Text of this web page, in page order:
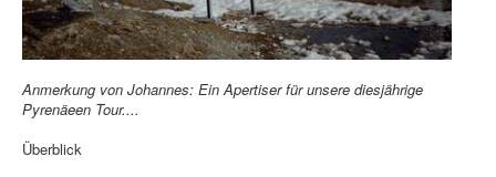
Anmerkung von Johannes: Ein Apertiser für unsere diesjährige
Pyrenäeen Tour....
Überblick